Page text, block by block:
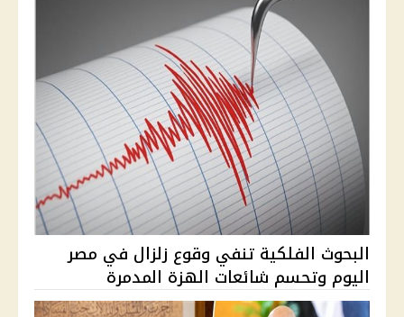
البحوث الفلكية تنفي وقوع زلزال في مصر
اليوم وتحسم شائعات الهزة المدمرة